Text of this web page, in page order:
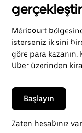
Méricourt
isterseniz ikisini
göre para kazanın.
Uber üzerinden
Başlayın
Zaten hesabınız